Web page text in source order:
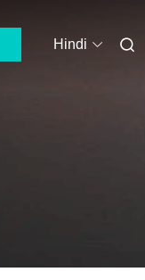
Hindi